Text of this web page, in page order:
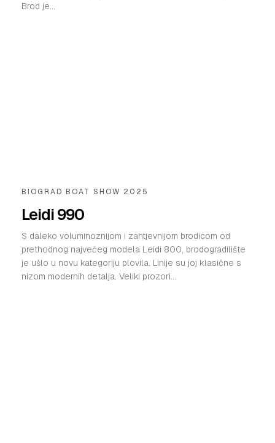
Brod je...
BIOGRAD BOAT SHOW 2025
Leidi 990
S daleko voluminoznijom i zahtjevnijom brodicom od
prethodnog najvećeg modela Leidi 800, brodogradilište
je ušlo u novu kategoriju plovila. Linije su joj klasične s
nizom modernih detalja. Veliki prozori...